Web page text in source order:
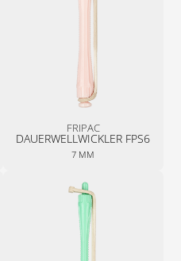
FRIPAC
DAUER­WELL­WICKLER­ FPS6
7 MM